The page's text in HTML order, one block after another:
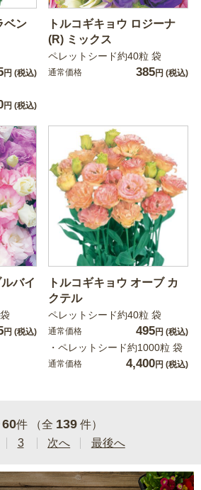
ベン
円 (税込)
円 (税込)
トルコギキョウ ロジーナ
(R) ミックス
ペレットシード約40粒 袋
通常価格 385円 (税込)
バイ
円 (税込)
トルコギキョウ オーブ カ
クテル
ペレットシード約40粒 袋
通常価格 495円 (税込)
・ペレットシード約1000粒 袋
通常価格 4,400円 (税込)
件 （全 139 件）
3 次へ 最後へ